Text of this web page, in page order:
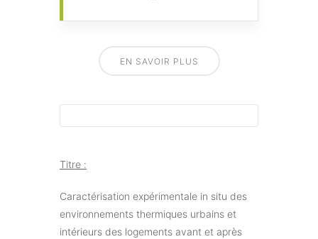
EN SAVOIR PLUS
Titre :
Caractérisation expérimentale in situ des
environnements thermiques urbains et
intérieurs des logements avant et après